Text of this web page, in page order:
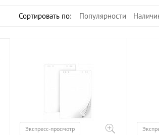
Сортировать по: Популярности
Экспресс-просмотр